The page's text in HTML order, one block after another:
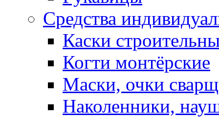
Средства
Каски
Когти монтёрские
Маски, очки
Наколенники,